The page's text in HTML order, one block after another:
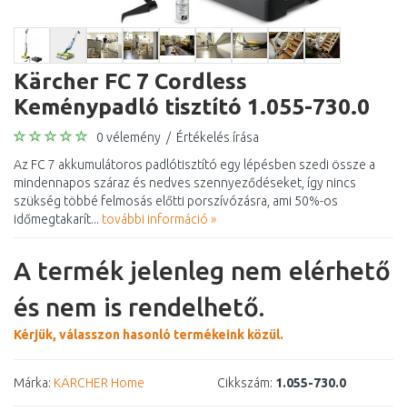
Kärcher FC 7 Cordless
Keménypadló tisztító 1.055-730.0
0 vélemény / Értékelés írása
Az FC 7 akkumulátoros padlótisztító egy lépésben szedi össze a
mindennapos száraz és nedves szennyeződéseket, így nincs
szükség többé felmosás előtti porszívózásra, ami 50%-os
időmegtakarít... további információ »
A termék jelenleg nem elérhető
és nem is rendelhető.
Kérjük, válasszon hasonló termékeink közül.
Márka: KÄRCHER Home Cikkszám: 1.055-730.0